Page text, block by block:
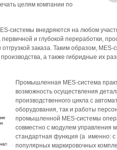
целям компании по
системы внедряются на любом
и глубокой переработки,
заказа. Таким образом,
а также гибридные их
Промышленная MES-система
возможность осуществления
производственного цикла с
оборудования, так и работы
промышленной MES-системы
совместно с модулем управления
стандартная функция (а именно:
популярных маркировочных